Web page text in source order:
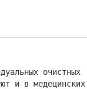
очистных
и в